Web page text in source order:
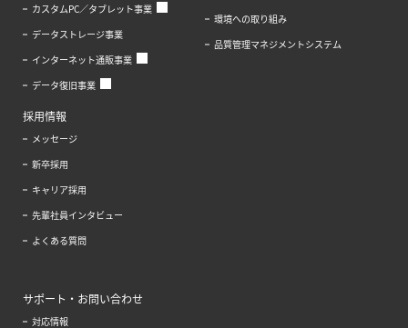
カスタムPC／タブレット事業
データストレージ事業
インターネット通販事業
データ復旧事業
環境への取り組み
品質管理マネジメントシステム
採用情報
メッセージ
新卒採用
キャリア採用
先輩社員インタビュー
よくある質問
サポート・お問い合わせ
対応情報